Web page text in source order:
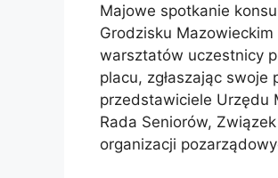
Majowe spotkanie
Grodzisku
warsztatów uczestnicy
placu, zgłaszając swoje
przedstawiciele Urzędu
Rada Seniorów,
organizacji